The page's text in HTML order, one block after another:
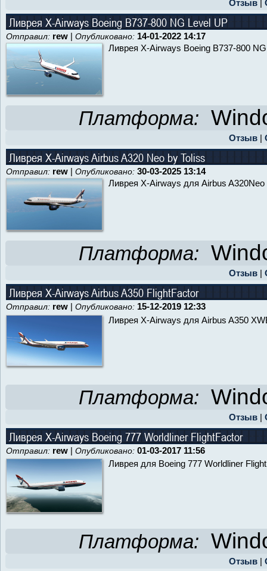
Отзыв|
Ливрея X-Airways Boeing B737-800 NG Level UP
Отправил: rew | Опубликовано: 14-01-2022 14:17
Ливрея X-Airways Boeing B737-800
Платформа:
Отзыв|
Ливрея X-Airways Airbus A320 Neo by Toliss
Отправил: rew | Опубликовано: 30-03-2025 13:14
Ливрея X-Airways для Airbus A320Neo
Платформа:
Отзыв|
Ливрея X-Airways Airbus A350 FlightFactor
Отправил: rew | Опубликовано: 15-12-2019 12:33
Ливрея X-Airways для Airbus A350
Платформа:
Отзыв|
Ливрея X-Airways Boeing 777 Worldliner FlightFactor
Отправил: rew | Опубликовано: 01-03-2017 11:56
Ливрея для Boeing 777 Worldliner
Платформа:
Отзыв|